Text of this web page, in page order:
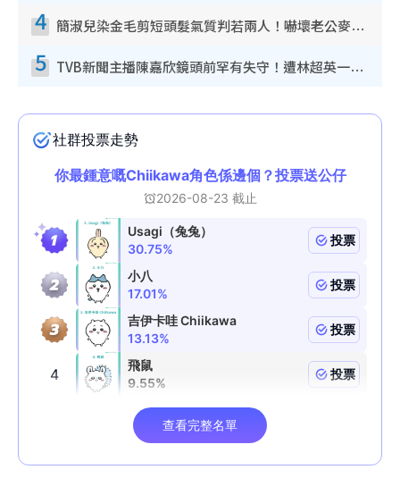
4 簡淑兒染金毛剪短頭髮氣質判若兩人！嚇壞老公麥大力都認唔出：「你做咩事？」
5 TVB新聞主播陳嘉欣鏡頭前罕有失守！遭林超英一句說話突襲嚇親當場大笑